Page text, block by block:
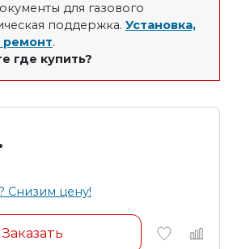
для газового
поддержка. Установка,
ремонт.
где купить?
Снизим цену!
Заказать